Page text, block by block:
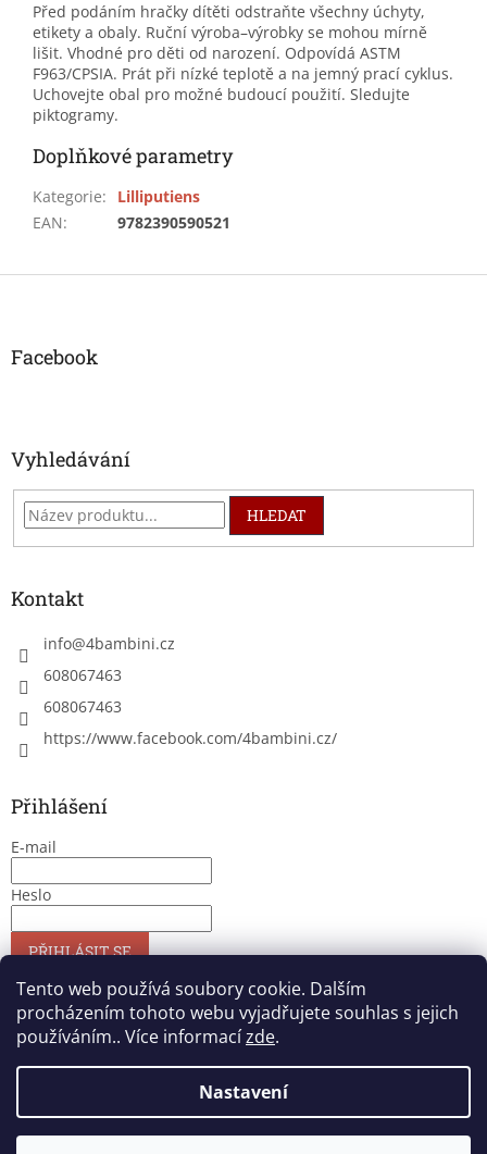
Tento web používá soubory cookie. Dalším
procházením tohoto webu vyjadřujete souhlas s jejich
používáním.. Více informacízde.
Nastavení
Před podáním hračky dítěti odstraňte všechny úchyty,
etikety a obaly. Ruční výroba–výrobky se mohou mírně
lišit. Vhodné pro děti od narození. Odpovídá ASTM
F963/CPSIA. Prát při nízké teplotě a na jemný prací cyklus.
Uchovejte obal pro možné budoucí použití. Sledujte
piktogramy.
Doplňkové parametry
Kategorie:
Lilliputiens
EAN: 9782390590521
Z
Facebook
Vyhledávání
HLEDAT
Kontakt
info@4bambini.cz
608067463
608067463
https://www.facebook.com/4bambini.cz/
Přihlášení
E-mail
Heslo
PŘIHLÁSIT SE
Nová registraceZapomenuté heslo